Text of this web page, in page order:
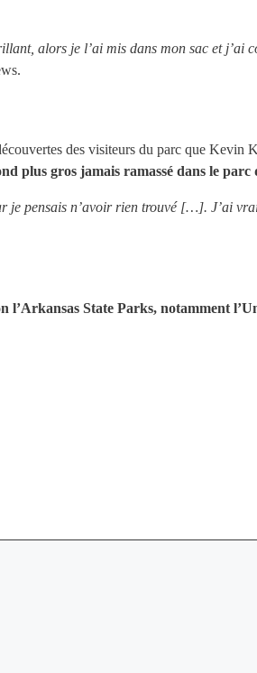
alors je l’ai mis dans mon sac et j’ai
des visiteurs du parc que Kevin
plus gros jamais ramassé dans le parc
je pensais n’avoir rien trouvé […]. J’ai
l’Arkansas State Parks, notamment